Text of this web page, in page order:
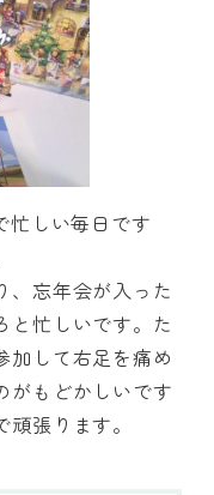
忙しい毎日です
、忘年会が入った
と忙しいです。た
加して右足を痛め
がもどかしいです
張ります。